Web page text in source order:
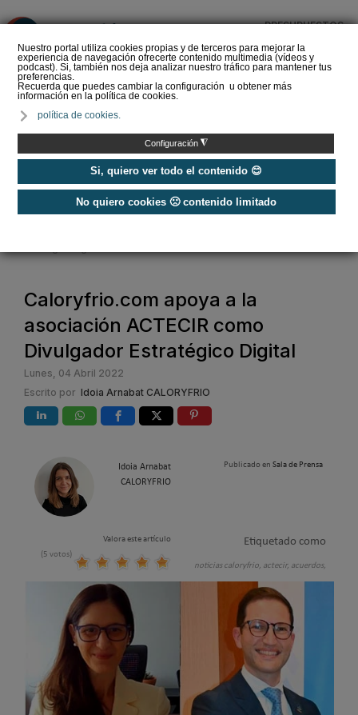
Nuestro portal utiliza cookies propias y de terceros para mejorar la
experiencia de navegación ofrecerte contenido multimedia (vídeos y
podcast). Si, también nos deja analizar nuestro tráfico para mantener tus
preferencias.
Recuerda que puedes cambiar la configuración u obtener más
información en la política de cookies.
política de cookies.
Configuración ◮
Si, quiero ver todo el contenido 😊
No quiero cookies 🙁 contenido limitado
PRESUPUESTOS
del Amperio (Episodio 3)
Noticias / Sala de Prensa
/
Caloryfrio.com apoya a la
asociación ACTECIR como
Divulgador Estratégico Digital
Lunes, 04 Abril 2022
Escrito por Idoia Arnabat CALORYFRIO
Idoia Arnabat
CALORYFRIO
Publicado en Sala de Prensa
Valora este artículo
(5 votos)
Etiquetado como
noticias caloryfrio, actecir, acuerdos,